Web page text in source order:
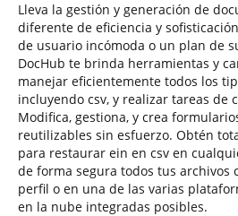
Lleva la gestión y generación de
diferente de eficiencia y
de usuario incómoda o un plan de
DocHub te brinda herramientas y
manejar eficientemente todos los
incluyendo csv, y realizar tareas de
Modifica, gestiona, y crea
reutilizables sin esfuerzo. Obtén
para restaurar ein en csv en
de forma segura todos tus archivos
perfil o en una de las varias
en la nube integradas posibles.